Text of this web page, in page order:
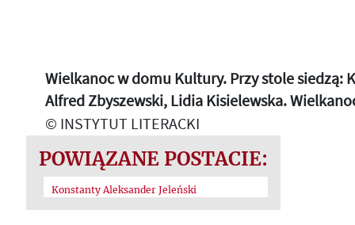
Wielkanoc w domu Kultury. Przy stole siedzą:
Alfred Zbyszewski, Lidia Kisielewska.
© INSTYTUT LITERACKI
POWIĄZANE POSTACIE:
Konstanty Aleksander Jeleński